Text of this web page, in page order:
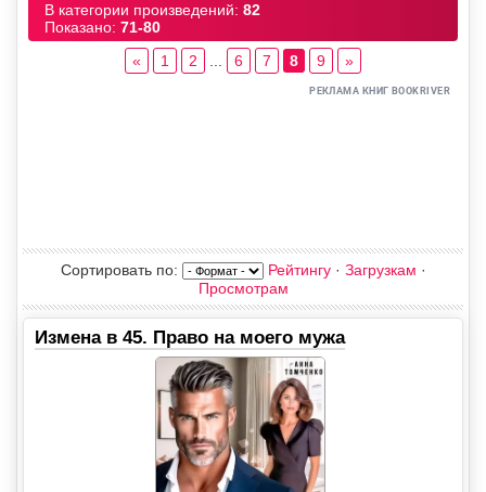
В категории произведений: 82
Показано: 71-80
«
1 2 6 7 8 9 »
Сортировать по: Рейтингу· Загрузкам ·
Просмотрам
Измена в 45. Право на моего мужа